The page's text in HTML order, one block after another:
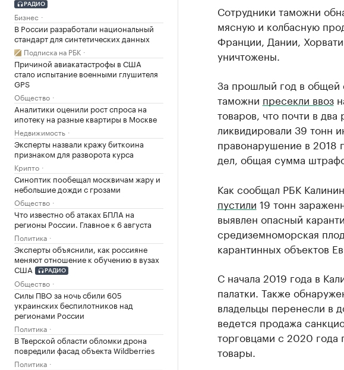
РАДИО
Бизнес
В России разработали национальный
стандарт для синтетических данных
Подписка на РБК
Причиной авиакатастрофы в США
стало испытание военными глушителя
GPS
Общество
Аналитики оценили рост спроса на
ипотеку на разные квартиры в Москве
Недвижимость
Эксперты назвали кражу биткоина
признаком для разворота курса
Крипто
Синоптик пообещал москвичам жару и
небольшие дожди с грозами
Общество
Что известно об атаках БПЛА на
регионы России. Главное к 6 августа
Политика
Эксперты объяснили, как россияне
меняют отношение к обучению в вузах
США
РАДИО
Общество
Силы ПВО за ночь сбили 605
украинских беспилотников над
регионами России
Политика
В Тверской области обломки дрона
повредили фасад объекта Wildberries
Политика
Сотрудники таможни
мясную и колбасную
Франции, Дании,
уничтожены.
За прошлый год в общей
таможни пресекли ввоз
товаров, что почти в два
ликвидировали 39 тонн
правонарушение в 2018
дел, общая сумма
Как сообщал РБК
пустили 19 тонн
выявлен опасный
средиземноморская
карантинных объектов
С начала 2019 года в
палатки. Также
владельцы перенесли в
ведется продажа
торговцами с 2020 года
товары.